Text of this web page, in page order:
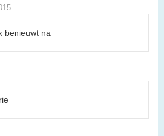
benieuwt na